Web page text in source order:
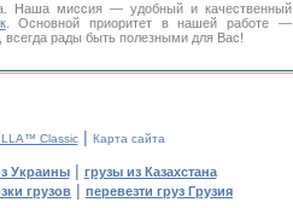
Наша миссия — удобный и качественный
. Основной приоритет в нашей работе —
рады быть полезными для Вас!
Classic| Карта сайта
Украины| грузы из Казахстана
грузов | перевезти груз Грузия